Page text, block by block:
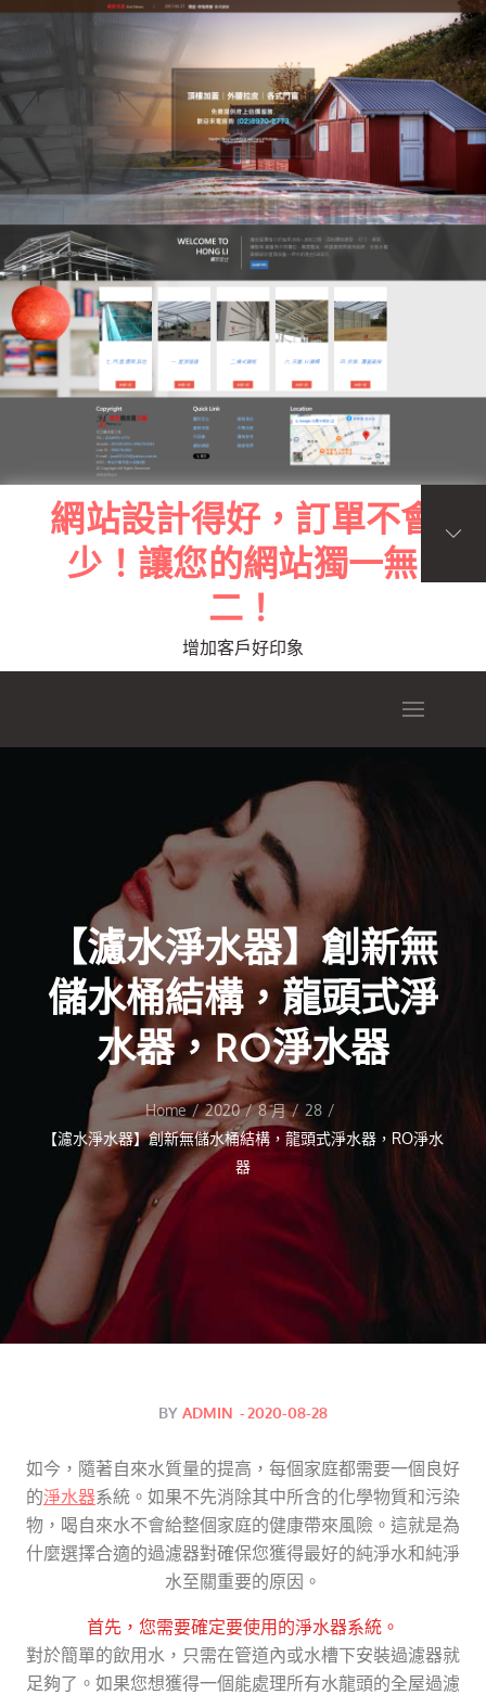
Skip
to
content
網站設計得好，訂單不會
少！讓您的網站獨一無
二！
增加客戶好印象
【濾水淨水器】創新無
儲水桶結構，龍頭式淨
水器，RO淨水器
Home 2020 8 月
28
【濾水淨水器】創新無儲水桶結構，龍頭式淨水器，RO淨水
器
BY ADMIN Posted
2020-08-28
如今，隨著自來水質量的提高，每個家庭都需要一個良好
的淨水器系統。如果不先消除其中所含的化學物質和污染
物，喝自來水不會給整個家庭的健康帶來風險。這就是為
什麼選擇合適的過濾器對確保您獲得最好的純淨水和純淨
水至關重要的原因。
首先，您需要確定要使用的淨水器系統。
對於簡單的飲用水，只需在管道內或水槽下安裝過濾器就
足夠了。如果您想獲得一個能處理所有水龍頭的全屋過濾